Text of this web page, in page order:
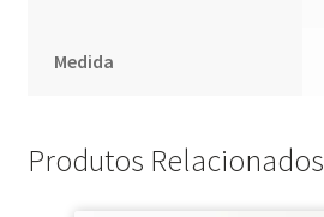
Medida
Produtos Relacionados